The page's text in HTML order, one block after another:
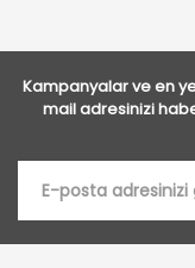
Kampanyalar ve en
mail adresinizi